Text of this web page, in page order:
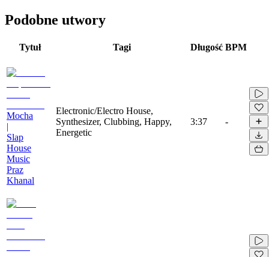
Podobne utwory
Tytuł Tagi Długość BPM
Mocha
|
Slap
House
Music
Praz
Khanal
Electronic/Electro House,
Synthesizer, Clubbing, Happy,
Energetic
3:37 -